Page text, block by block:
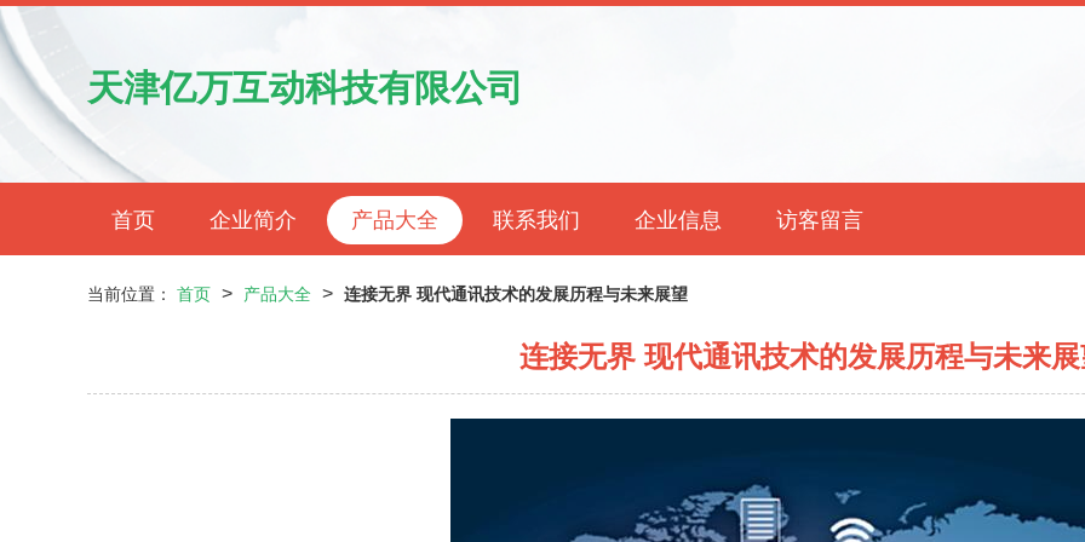
天津亿万互动科技有限公司
首页 企业简介 产品大全 联系我们 企业信息 访客留言
当前位置： 首页 > 产品大全 > 连接无界 现代通讯技术的发展历程与未来展望
连接无界 现代通讯技术的发展历程与未来